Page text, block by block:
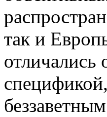
так и
отличались